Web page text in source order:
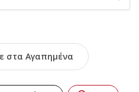
στα Αγαπημένα